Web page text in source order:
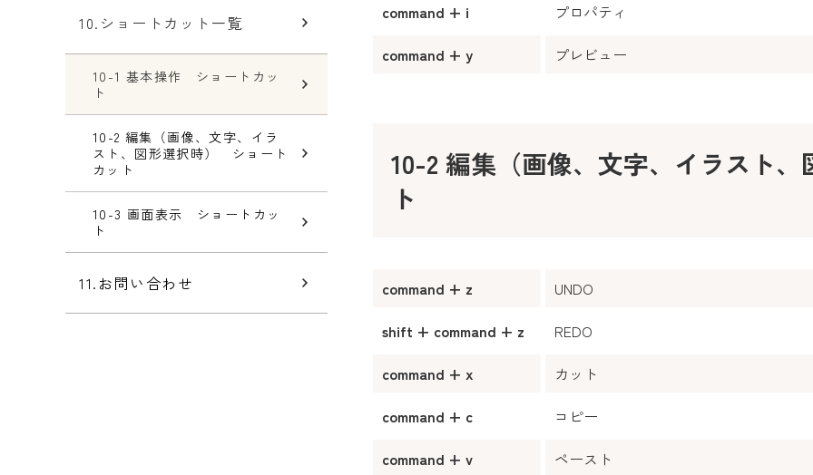
10.ショートカット一覧
10-1 基本操作 ショートカッ
ト
10-2 編集（画像、文字、イラ
スト、図形選択時） ショート
カット
10-3 画面表示 ショートカッ
ト
11.お問い合わせ
command + i
プロパティ
command + y
プレビュー
10-2 編集（画像、文字、イラスト
ト
command + z
UNDO
shift + command + z
REDO
command + x
カット
command + c
コピー
command + v
ペースト